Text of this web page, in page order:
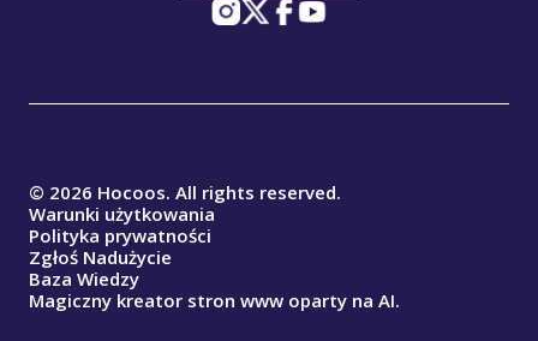
© 2026 Hocoos. All rights reserved.
Warunki użytkowania
Polityka prywatności
Zgłoś Nadużycie
Baza Wiedzy
Magiczny kreator stron www oparty na AI.